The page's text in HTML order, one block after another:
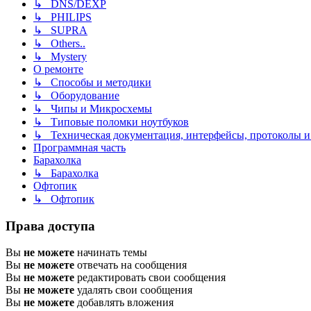
↳ DNS/DEXP
↳ PHILIPS
↳ SUPRA
↳ Others..
↳ Mystery
О ремонте
↳ Способы и методики
↳ Оборудование
↳ Чипы и Микросхемы
↳ Типовые поломки ноутбуков
↳ Техническая документация, интерфейсы, протоколы и
Программная часть
Барахолка
↳ Барахолка
Офтопик
↳ Офтопик
Права доступа
Вы не можете начинать темы
Вы не можете отвечать на сообщения
Вы не можете редактировать свои сообщения
Вы не можете удалять свои сообщения
Вы не можете добавлять вложения